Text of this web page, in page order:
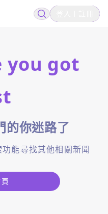
you got
的你迷路了
能尋找其他相關新聞